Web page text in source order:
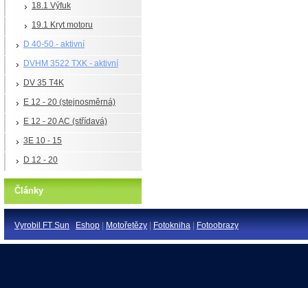
18.1 Výfuk
19.1 Kryt motoru
D 40-50 - aktivní
DVHM 3522 TXK - aktivní
DV 35 T4K
E 12 - 20 (stejnosměrná)
E 12 - 20 AC (střídavá)
3E 10 - 15
D 12 - 20
Články
Vyrobil FT Sun Eshop|Motořetězy|Fotokniha|Fotoobrazy